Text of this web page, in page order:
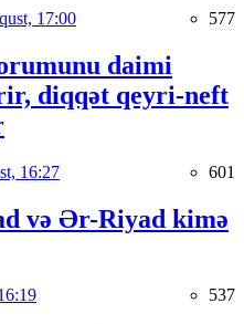
17:00 577
daimi
diqqət qeyri-neft
16:27 601
və Ər-Riyad kimə
537